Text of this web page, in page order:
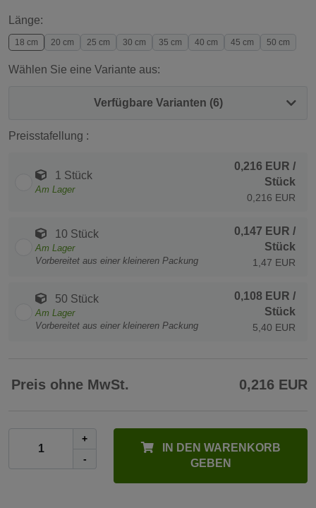
Länge:
18 cm 20 cm 25 cm 30 cm 35 cm 40 cm 45 cm 50 cm
Wählen Sie eine Variante aus:
Verfügbare Varianten (6)
Preisstafellung :
1 Stück
Am Lager
0,216 EUR /
Stück
0,216 EUR
10 Stück
Am Lager
Vorbereitet aus einer kleineren Packung
0,147 EUR /
Stück
1,47 EUR
50 Stück
Am Lager
Vorbereitet aus einer kleineren Packung
0,108 EUR /
Stück
5,40 EUR
Preis ohne MwSt. 0,216 EUR
+
-
IN DEN WARENKORB
GEBEN